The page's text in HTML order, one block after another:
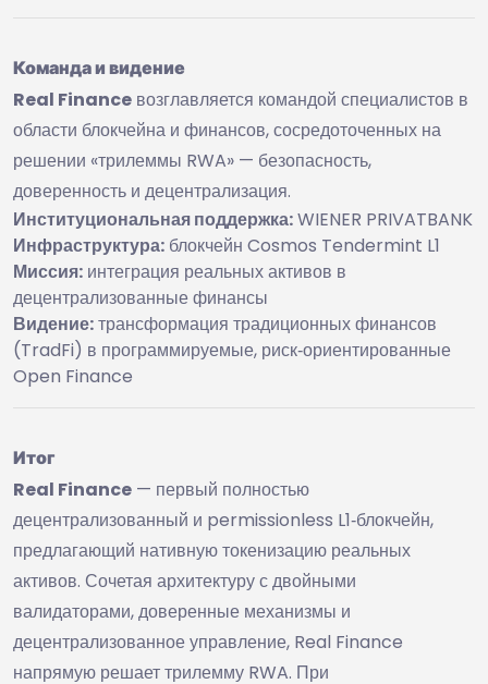
Команда и видение
Real Finance возглавляется командой специалистов в
области блокчейна и финансов, сосредоточенных на
решении «трилеммы RWA» — безопасность,
доверенность и децентрализация.
Институциональная поддержка:WIENER PRIVATBANK
Инфраструктура: блокчейн Cosmos Tendermint L1
Миссия: интеграция реальных активов в
децентрализованные финансы
Видение:трансформация традиционных финансов
(TradFi) в программируемые, риск‑ориентированные
Open Finance
Итог
Real Finance — первый полностью
децентрализованный и permissionless L1‑блокчейн,
предлагающий нативную токенизацию реальных
активов. Сочетая архитектуру с двойными
валидаторами, доверенные механизмы и
децентрализованное управление, Real Finance
напрямую решает трилемму RWA. При